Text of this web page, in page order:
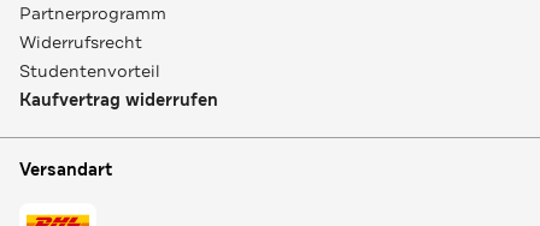
Partnerprogramm
Widerrufsrecht
Studentenvorteil
Kaufvertrag widerrufen
Versandart